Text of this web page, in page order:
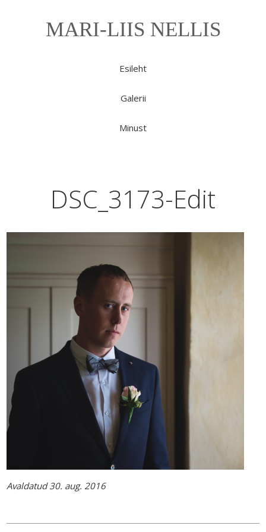
MARI-LIIS NELLIS
Esileht
Galerii
Minust
DSC_3173-Edit
Avaldatud 30. aug. 2016